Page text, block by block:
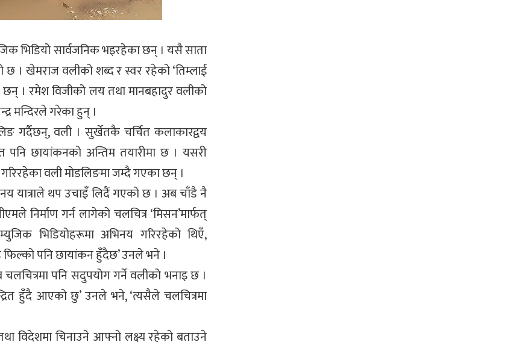
भिडियो सार्वजनिक भइरहेका छन् । यसै साता
छ । खेमराज वलीको शब्द र स्वर रहेको ‘तिम्लाई
। रमेश विजीको लय तथा मानबहादुर वलीको
मन्दिरले गरेका हुन् ।
गर्दैछन्, वली । सुर्खेतकै चर्चित कलाकारद्वय
छायांकनको अन्तिम तयारीमा छ । यसरी
वली मोडलिङमा जम्दै गएका छन् ।
यात्राले थप उचाइँ लिदैं गएको छ । अब चाँडै नै
निर्माण गर्न लागेको चलचित्र ‘मिसन’मार्फत्
भिडियोहरूमा अभिनय गरिरहेको थिएँ,
पनि छायांकन हुँदैछ’ उनले भने ।
पनि सदुपयोग गर्ने वलीको भनाइ छ ।
हुँदै आएको छु’ उनले भने, ‘त्यसैले चलचित्रमा
विदेशमा चिनाउने आफ्नो लक्ष्य रहेको बताउने